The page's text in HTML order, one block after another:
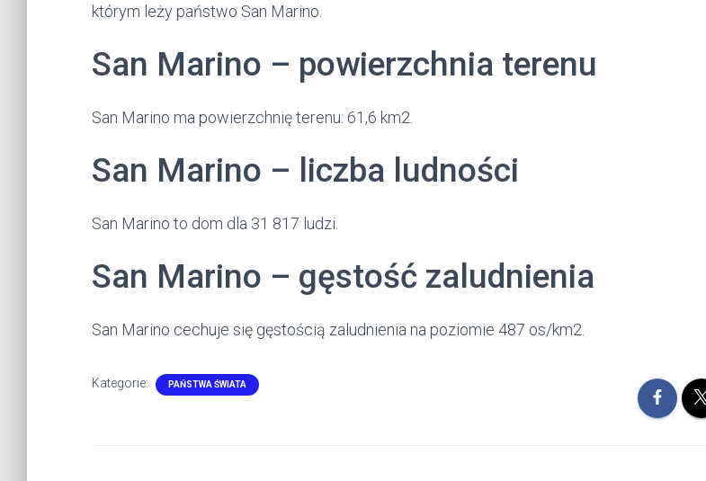
którym leży państwo San Marino.
San Marino – powierzchnia terenu
San Marino ma powierzchnię terenu: 61,6 km2.
San Marino – liczba ludności
San Marino to dom dla 31 817 ludzi.
San Marino – gęstość zaludnienia
San Marino cechuje się gęstością zaludnienia na poziomie 487 os/km2.
Kategorie: PAŃSTWA ŚWIATA